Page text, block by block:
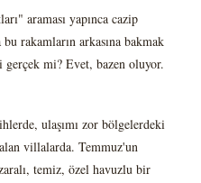
araması yapınca cazip
rakamların arkasına bakmak
mi? Evet, bazen oluyor.
ulaşımı zor bölgelerdeki
villalarda. Temmuz'un
temiz, özel havuzlu bir